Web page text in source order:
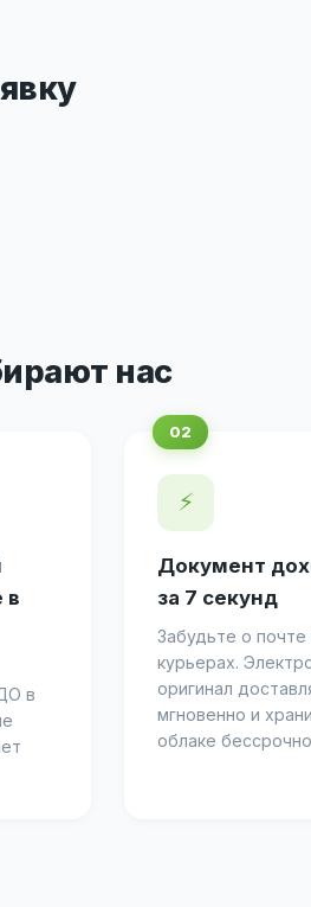
нас
в
в
⚡
Документ
за 7 секунд
Забудьте о почте
курьерах.
оригинал
мгновенно и
облаке